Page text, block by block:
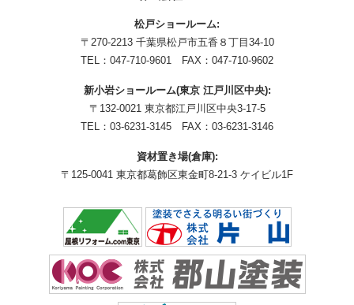
松戸ショールーム:
〒270-2213 千葉県松戸市五香８丁目34-10
TEL： 047-710-9601 FAX：047-710-9602
新小岩ショールーム(東京 江戸川区中央):
〒132-0021 東京都江戸川区中央3-17-5
TEL： 03-6231-3145 FAX：03-6231-3146
資材置き場(倉庫):
〒125-0041 東京都葛飾区東金町8-21-3 ケイビル1F